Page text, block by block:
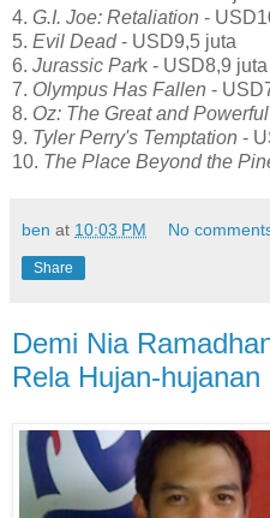
4. G.I. Joe: Retaliation -
5. Evil Dead- USD9,5 juta
6. Jurassic Park - USD8,9 juta
7. Olympus Has Fallen -
8. Oz: The Great and Powerful
9. Tyler Perry's Temptation -
10. The Place Beyond the
ben at 10:03 PM No
Share
Demi Nia
Rela Hujan-hujanan